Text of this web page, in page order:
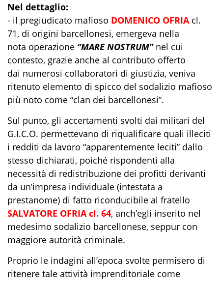
Nel dettaglio:
- il pregiudicato mafioso DOMENICO OFRIAcl.
71, di origini barcellonesi, emergeva nella
nota operazione “MARE NOSTRUM”nel cui
contesto, grazie anche al contributo offerto
dai numerosi collaboratori di giustizia, veniva
ritenuto elemento di spicco del sodalizio mafioso
più noto come “clan dei barcellonesi”.
Sul punto, gli accertamenti svolti dai militari del
G.I.C.O. permettevano di riqualificare quali illeciti
i redditi da lavoro “apparentemente leciti” dallo
stesso dichiarati, poiché rispondenti alla
necessità di redistribuzione dei profitti derivanti
da un’impresa individuale (intestata a
prestanome) di fatto riconducibile al fratello
SALVATORE OFRIA cl. 64, anch’egli inserito nel
medesimo sodalizio barcellonese, seppur con
maggiore autorità criminale.
Proprio le indagini all’epoca svolte permisero di
ritenere tale attività imprenditoriale come